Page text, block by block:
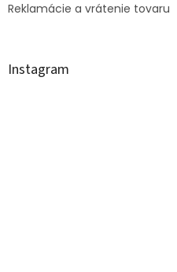
Reklamácie a vrátenie tovaru
Instagram